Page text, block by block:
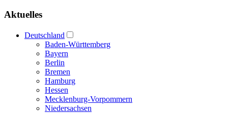
Aktuelles
Deutschland
Baden-Württemberg
Bayern
Berlin
Bremen
Hamburg
Hessen
Mecklenburg-Vorpommern
Niedersachsen